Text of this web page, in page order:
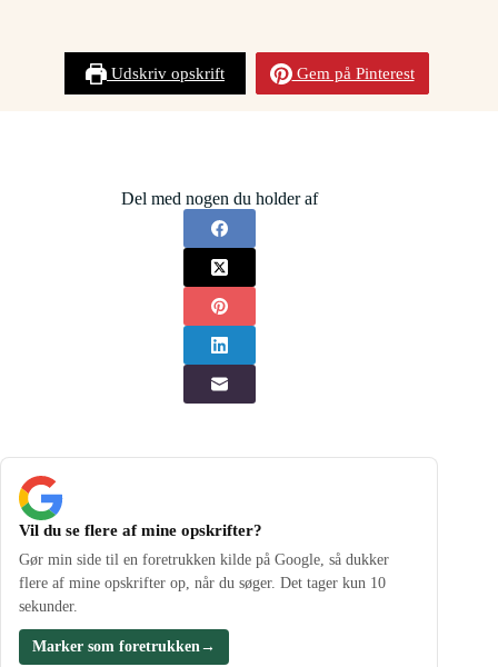
Udskriv opskrift Gem på Pinterest
Del med nogen du holder af
Vil du se flere af mine opskrifter?
Gør min side til en foretrukken kilde på Google, så dukker
flere af mine opskrifter op, når du søger. Det tager kun 10
sekunder.
Marker som foretrukken→